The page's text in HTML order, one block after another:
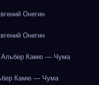
Онегин
Онегин
Альбер Камю — Чума
Камю — Чума